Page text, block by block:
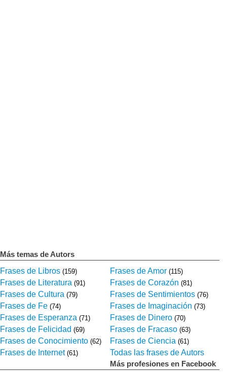
Más temas de Autors
Frases de Libros (159) Frases de Amor (115)
Frases de Literatura (91) Frases de Corazón (81)
Frases de Cultura (79) Frases de Sentimientos (76)
Frases de Fe (74) Frases de Imaginación (73)
Frases de Esperanza (71) Frases de Dinero (70)
Frases de Felicidad (69) Frases de Fracaso (63)
Frases de Conocimiento (62) Frases de Ciencia (61)
Frases de Internet (61)
Todas las frases de Autors
Más profesiones en Facebook